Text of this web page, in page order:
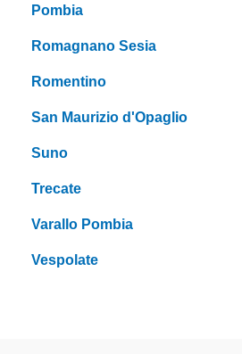
Pombia
Romagnano Sesia
Romentino
San Maurizio d'Opaglio
Suno
Trecate
Varallo Pombia
Vespolate